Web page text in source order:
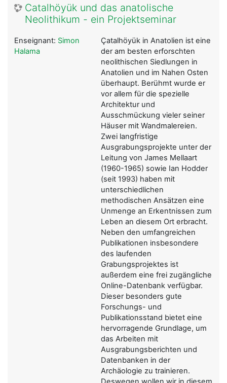
Catalhöyük und das anatolische
Neolithikum - ein Projektseminar
Çatalhöyük in Anatolien ist eine
der am besten erforschten
neolithischen Siedlungen in
Anatolien und im Nahen Osten
überhaupt. Berühmt wurde er
vor allem für die spezielle
Architektur und
Ausschmückung vieler seiner
Häuser mit Wandmalereien.
Zwei langfristige
Ausgrabungsprojekte unter der
Leitung von James Mellaart
(1960-1965) sowie Ian Hodder
(seit 1993) haben mit
unterschiedlichen
methodischen Ansätzen eine
Unmenge an Erkentnissen zum
Leben an diesem Ort erbracht.
Neben den umfangreichen
Publikationen insbesondere
des laufenden
Grabungsprojektes ist
außerdem eine frei zugängliche
Online-Datenbank verfügbar.
Dieser besonders gute
Forschungs- und
Publikationsstand bietet eine
hervorragende Grundlage, um
das Arbeiten mit
Ausgrabungsberichten und
Datenbanken in der
Archäologie zu trainieren.
Enseignant: Simon
Halama